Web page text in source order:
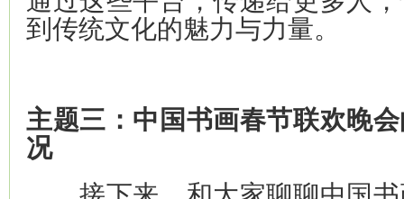
到传统文化的魅力与力量。
主题三：中国书画春节联欢晚
况